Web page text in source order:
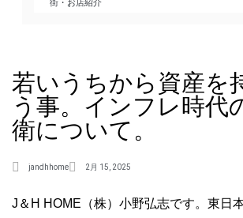
若いうちから資産を
う事。インフレ時代
衛について。
jandhhome 2月 15, 2025
J＆H HOME（株）小野弘志です。東日
街・お店紹介